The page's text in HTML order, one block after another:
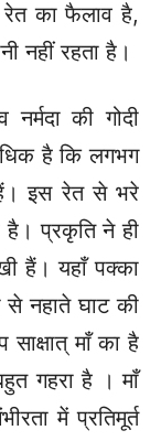
का फैलाव है,
नहीं रहता है।
की गोदी
है कि लगभग
इस रेत से भरे
प्रकृति ने ही
हैं। यहाँ पक्का
नहाते घाट की
माँ का है
गहरा है । माँ
में प्रतिमूर्त